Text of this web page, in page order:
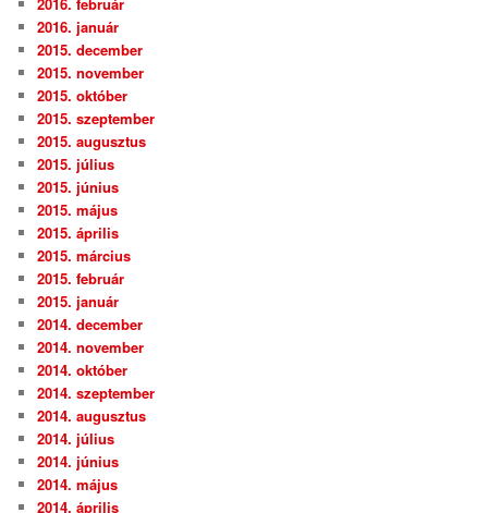
2016. január
2015. december
2015. november
2015. október
2015. szeptember
2015. augusztus
2015. július
2015. június
2015. május
2015. április
2015. március
2015. február
2015. január
2014. december
2014. november
2014. október
2014. szeptember
2014. augusztus
2014. július
2014. június
2014. május
2014. április